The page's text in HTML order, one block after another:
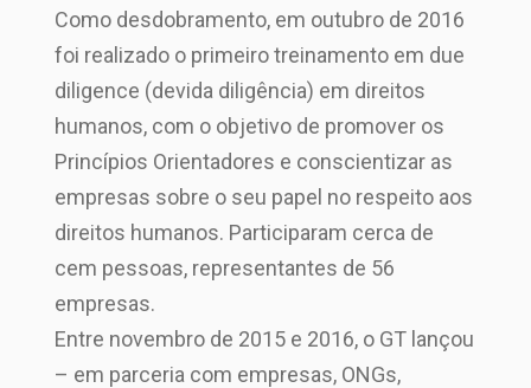
Como desdobramento, em outubro de 2016
foi realizado o primeiro treinamento em due
diligence (devida diligência) em direitos
humanos, com o objetivo de promover os
Princípios Orientadores e conscientizar as
empresas sobre o seu papel no respeito aos
direitos humanos. Participaram cerca de
cem pessoas, representantes de 56
empresas.
Entre novembro de 2015 e 2016, o GT lançou
– em parceria com empresas, ONGs,